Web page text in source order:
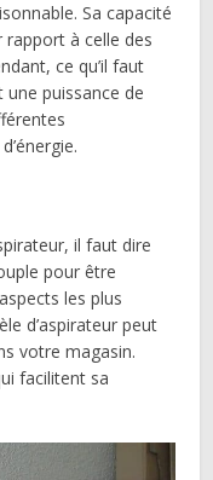
Sa capacité
à celle des
ce qu’il faut
une puissance de
il faut dire
pour être
les plus
d’aspirateur peut
votre magasin.
facilitent sa